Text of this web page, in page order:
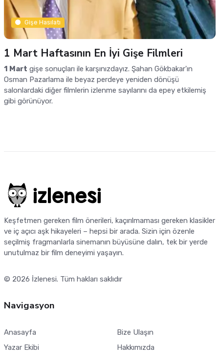
Gişe Hasılatı
1 Mart Haftasının En İyi Gişe Filmleri
1 Mart gişe sonuçları ile karşınızdayız. Şahan Gökbakar'ın
Osman Pazarlama ile beyaz perdeye yeniden dönüşü
salonlardaki diğer filmlerin izlenme sayılarını da epey etkilemiş
gibi görünüyor.
Keşfetmen gereken film önerileri, kaçırılmaması gereken klasikler
ve iç açıcı aşk hikayeleri – hepsi bir arada. Sizin için özenle
seçilmiş fragmanlarla sinemanın büyüsüne dalın, tek bir yerde
unutulmaz bir film deneyimi yaşayın.
© 2026 İzlenesi. Tüm hakları saklıdır
Navigasyon
Anasayfa
Yazar Ekibi
Bize Ulaşın
Hakkımızda